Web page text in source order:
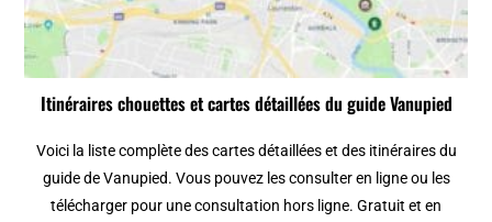
Itinéraires chouettes et cartes détaillées du guide Vanupied
Voici la liste complète des cartes détaillées et des itinéraires du
guide de Vanupied. Vous pouvez les consulter en ligne ou les
télécharger pour une consultation hors ligne. Gratuit et en